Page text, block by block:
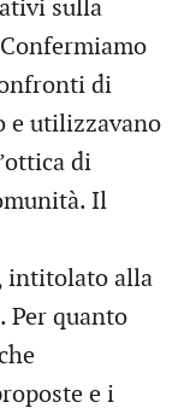
sulla
di
e utilizzavano
di
Il
intitolato alla
. Per quanto
e i